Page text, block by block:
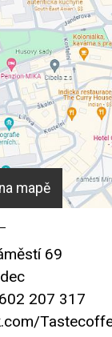
mapě
69
207 317